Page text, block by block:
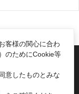
客様の関心に合わ
のためにCookie等
意したものとみな
能率協会